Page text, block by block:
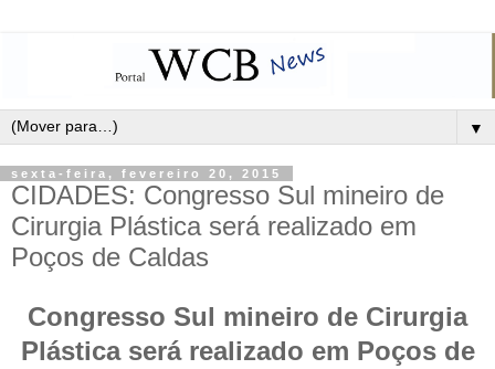
▼
sexta-feira, fevereiro 20, 2015
CIDADES: Congresso Sul mineiro de
Cirurgia Plástica será realizado em
Poços de Caldas
Congresso Sul mineiro de Cirurgia
Plástica será realizado em Poços de